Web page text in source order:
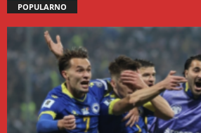
POPULARNO